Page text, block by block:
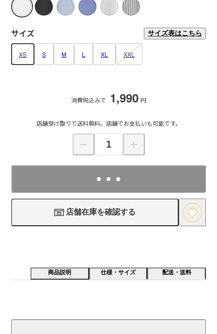
サイズ サイズ表はこちら
XS S M L XL XXL
消費税込みで 1,990 円
店舗受け取りで送料無料。店舗でお支払いも可能です。
店舗在庫を確認する
商品説明 仕様・サイズ 配送・送料